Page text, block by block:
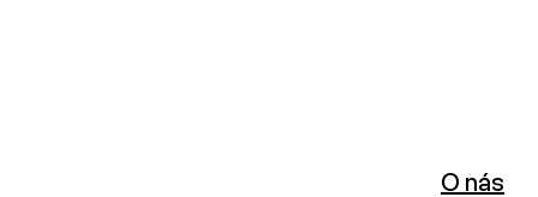
O nás